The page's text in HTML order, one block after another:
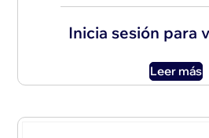
Inicia sesión para
Leer más